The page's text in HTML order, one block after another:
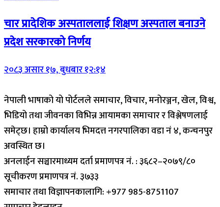
चार प्रादेशिक अस्पताललाई शिक्षण अस्पताल बनाउने
प्रदेश सरकारको निर्णय
२०८३ असार १७, बुधबार १२:१४
नेपाली भाषाको यो पोर्टलले समाचार, विचार, मनोरञ्जन, खेल, विश्व,
भिडियो तथा जीवनका विभिन्न आयामका समाचार र विश्लेषणलाई
समेट्छ। हाम्रो कार्यालय भिमदत्त नगरपालिका वडा नं ४, कन्चनपुर
अवस्थित छ।
अनलाईन सञ्चारमाध्यम दर्ता प्रमाणपत्र नं. : ३६८२–२०७९/८०
सूचीकरण प्रमाणपत्र नं. ३७३३
समाचार तथा विज्ञापनकालागि: +977 985-8751107